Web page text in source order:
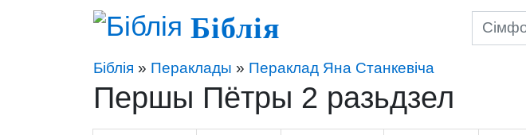
Біблія
Біблія » Пераклады » Пераклад Яна Станкевіча
Першы Пётры 2 разьдзел